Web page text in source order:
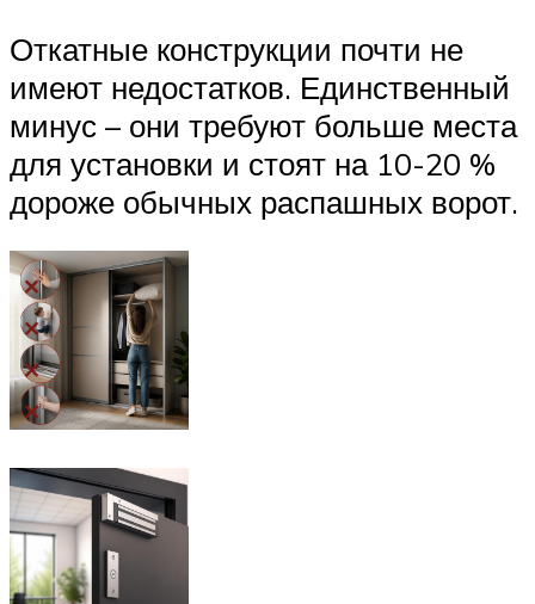
Откатные конструкции почти не
имеют недостатков. Единственный
минус – они требуют больше места
для установки и стоят на 10-20 %
дороже обычных распашных ворот.